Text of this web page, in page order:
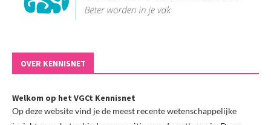
OVER KENNISNET
Welkom op het VGCt Kennisnet
Op deze website vind je de meest recente wetenschappelijke